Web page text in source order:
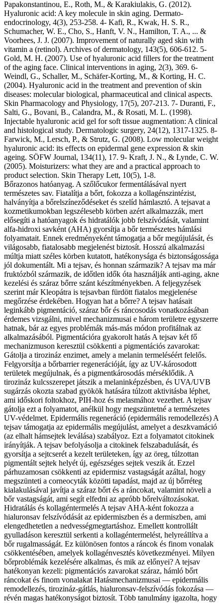
Papakonstantinou, E., Roth, M., & Karakiulakis, G. (2012).
Hyaluronic acid: A key molecule in skin aging. Dermato-
endocrinology, 4(3), 253-258. 4- Kafi, R., Kwak, H. S. R.,
Schumacher, W. E., Cho, S., Hanft, V. N., Hamilton, T. A., ... &
Voorhees, J. J. (2007). Improvement of naturally aged skin with
vitamin a (retinol). Archives of dermatology, 143(5), 606-612. 5-
Gold, M. H. (2007). Use of hyaluronic acid fillers for the treatment
of the aging face. Clinical interventions in aging, 2(3), 369. 6-
Weindl, G., Schaller, M., Schäfer-Korting, M., & Korting, H. C.
(2004). Hyaluronic acid in the treatment and prevention of skin
diseases: molecular biological, pharmaceutical and clinical aspects.
Skin Pharmacology and Physiology, 17(5), 207-213. 7- Duranti, F.,
Salti, G., Bovani, B., Calandra, M., & Rosati, M. L. (1998).
Injectable hyaluronic acid gel for soft tissue augmentation: A clinical
and histological study. Dermatologic surgery, 24(12), 1317-1325. 8-
Farwick, M., Lersch, P., & Strutz, G. (2008). Low molecular weight
hyaluronic acid: its effects on epidermal gene expression & skin
ageing. SÖFW Journal, 134(11), 17. 9- Kraft, J. N., & Lynde, C. W.
(2005). Moisturizers: what they are and a practical approach to
product selection. Skin Therapy Lett, 10(5), 1-8.
Bőrazonos hatóanyag. A szőlőcukor fermentálásával nyert
természetes sav. Fiatalítja a bőrt, fokozza a kollagénszintézist,
halványítja a bőrelszíneződéseket és szelíd hámlasztó. A tejsavat a
kozmetikumokban legszélesebb körben azért alkalmazzák, mert
elősegíti a hatóanyagok és hidratálók jobb felszívódását, valamint
alfa-hidroxi savként (AHA) gyorsítja a bőr természetes hámlási
folyamatait. Ennek eredményeként támogatja a bőr megújulását, és
világosabb, fiatalosabb megjelenést biztosít. Hosszú alkalmazási
múltja miatt széles körben kutatott, hatékonysága és biztonságossága
jól dokumentált. Mi a tejsav, és honnan származik? A tejsav ma már
fruktózból származik, de időtlen idők óta használják anti-aging, akne
kezelési és száraz bőrre szánt készítményekben. A feljegyzések
szerint már Kleopátra is tejsavban fürdött fiatalos megjelenése
megőrzése érdekében. Hogyan hat a bőrre? A tejsav hatásait
leginkább pigmentáció, száraz bőr és ráncosodás vonatkozásában
érdemes vizsgálni, mivel mechanizmusai e három területre egyszerre
hatnak, bár az egyes problémák más-más módon profitálnak az
alkalmazásából. Pigmentációra gyakorolt hatás A tejsav két fő
mechanizmuson keresztül csökkenti a pigmentációs zavarokat:
Gátolja a tirozináz enzimet, amely a melanin termeléséért felelős.
Felgyorsítja a bőrbarrier regenerációját, így az UV-károsodott
területek megújulnak, és a pigmentkárosodás mérséklődik. A
tirozináz kulcsszerepet játszik a melaninképzésben, és UVA/UVB
sugárzás okozta szabad gyökök hatására túlzott aktivitásba léphet,
ami időskori foltokhoz, PIH-hoz és melasmához vezethet. A tejsav
gátolja ezt a folyamatot, anélkül hogy megszüntetné a természetes
UV-védelmet. Epidermális regeneráció (epidermális remodellezés) A
tejsav támogatja az epidermális megújulást, amelyet a deszkvamáció
(az elhalt hámsejtek leválása) szabályoz. Ezt a folyamatot citokinek
irányítják. A tejsav befolyásolja a citokinek felszabadulását, és
gyorsítja a sejtcserét a kezelt területeken, így az öreg, túlzottan
pigmentált sejtek helyét új, egészséges sejtek veszik át. Ezzel
párhuzamosan csökkenti az epidermisz vastagságát azáltal, hogy
megszünteti a corneocyták közötti tapadást, majd az új bőrréteg
kialakulásával javítja a száraz bőrt és a ráncokat, valamint növeli a
bőr vastagságát, ami segít elfedni az apróbb bőrelváltozásokat.
Hidratálás és kollagéntermelés A tejsav AHA-ként fokozza a
hialuronsav felszívódását az epidermiszben és a dermiszben, ami
elengedhetetlen a nedvességmegtartáshoz. Emellett kontrollált
gyulladáson keresztül serkenti a kollagéntermelést, helyreállítva a
bőr rugalmasságát. Ez különösen fontos a ráncok és finom vonalak
csökkentésében, amelyek kollagénvesztés következményei. Milyen
bőrproblémák kezelésére alkalmas, és mik az előnyei? A tejsav
hatékonyan kezeli: pigmentációs zavarokat száraz, hámló bőrt
ráncokat és finom vonalakat Hatásmechanizmusai — epidermális
remodellezés, tirozináz-gátlás, hialuronsav-felszívódás fokozása —
révén magas hatékonyságot biztosít. Több tanulmány igazolta, hogy